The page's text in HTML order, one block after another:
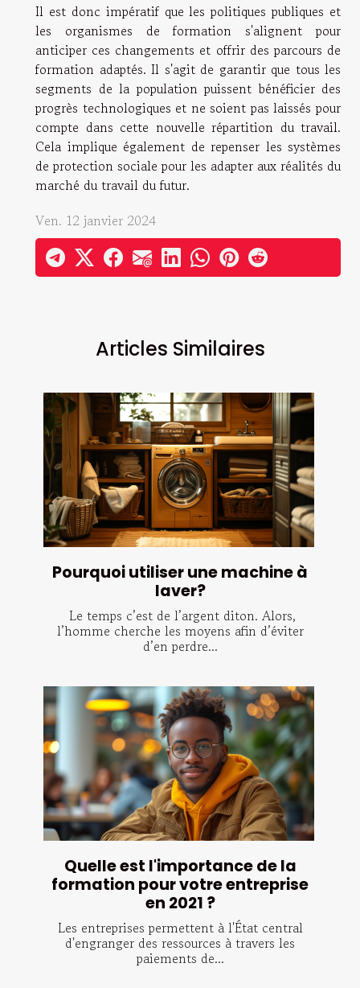
Articles Similaires
Pourquoi utiliser une machine à
laver?
Le temps c’est de l’argent diton. Alors,
l’homme cherche les moyens afin d’éviter
d’en perdre...
Quelle est l'importance de la
formation pour votre entreprise
en 2021 ?
Les entreprises permettent à l'État central
d'engranger des ressources à travers les
paiements de...
Il est donc impératif que les politiques publiques et
les organismes de formation s'alignent pour
anticiper ces changements et offrir des parcours de
formation adaptés. Il s'agit de garantir que tous les
segments de la population puissent bénéficier des
progrès technologiques et ne soient pas laissés pour
compte dans cette nouvelle répartition du travail.
Cela implique également de repenser les systèmes
de protection sociale pour les adapter aux réalités du
marché du travail du futur.
Ven. 12 janvier 2024